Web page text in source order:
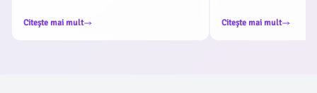
porțile de îmbarcare. Conform datelor
publicate miercuri de Compania
Citește mai mult
9.264 de controale
industria alimentară.
Citește mai mult